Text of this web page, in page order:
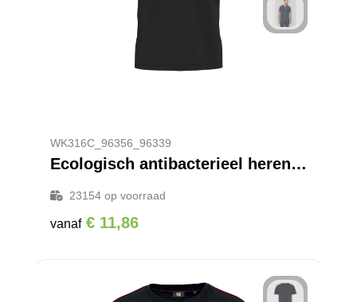
WK316C_96356_96339
Ecologisch antibacterieel heren-T-shirt met V-hals
23154op voorraad
vanaf € 11,86